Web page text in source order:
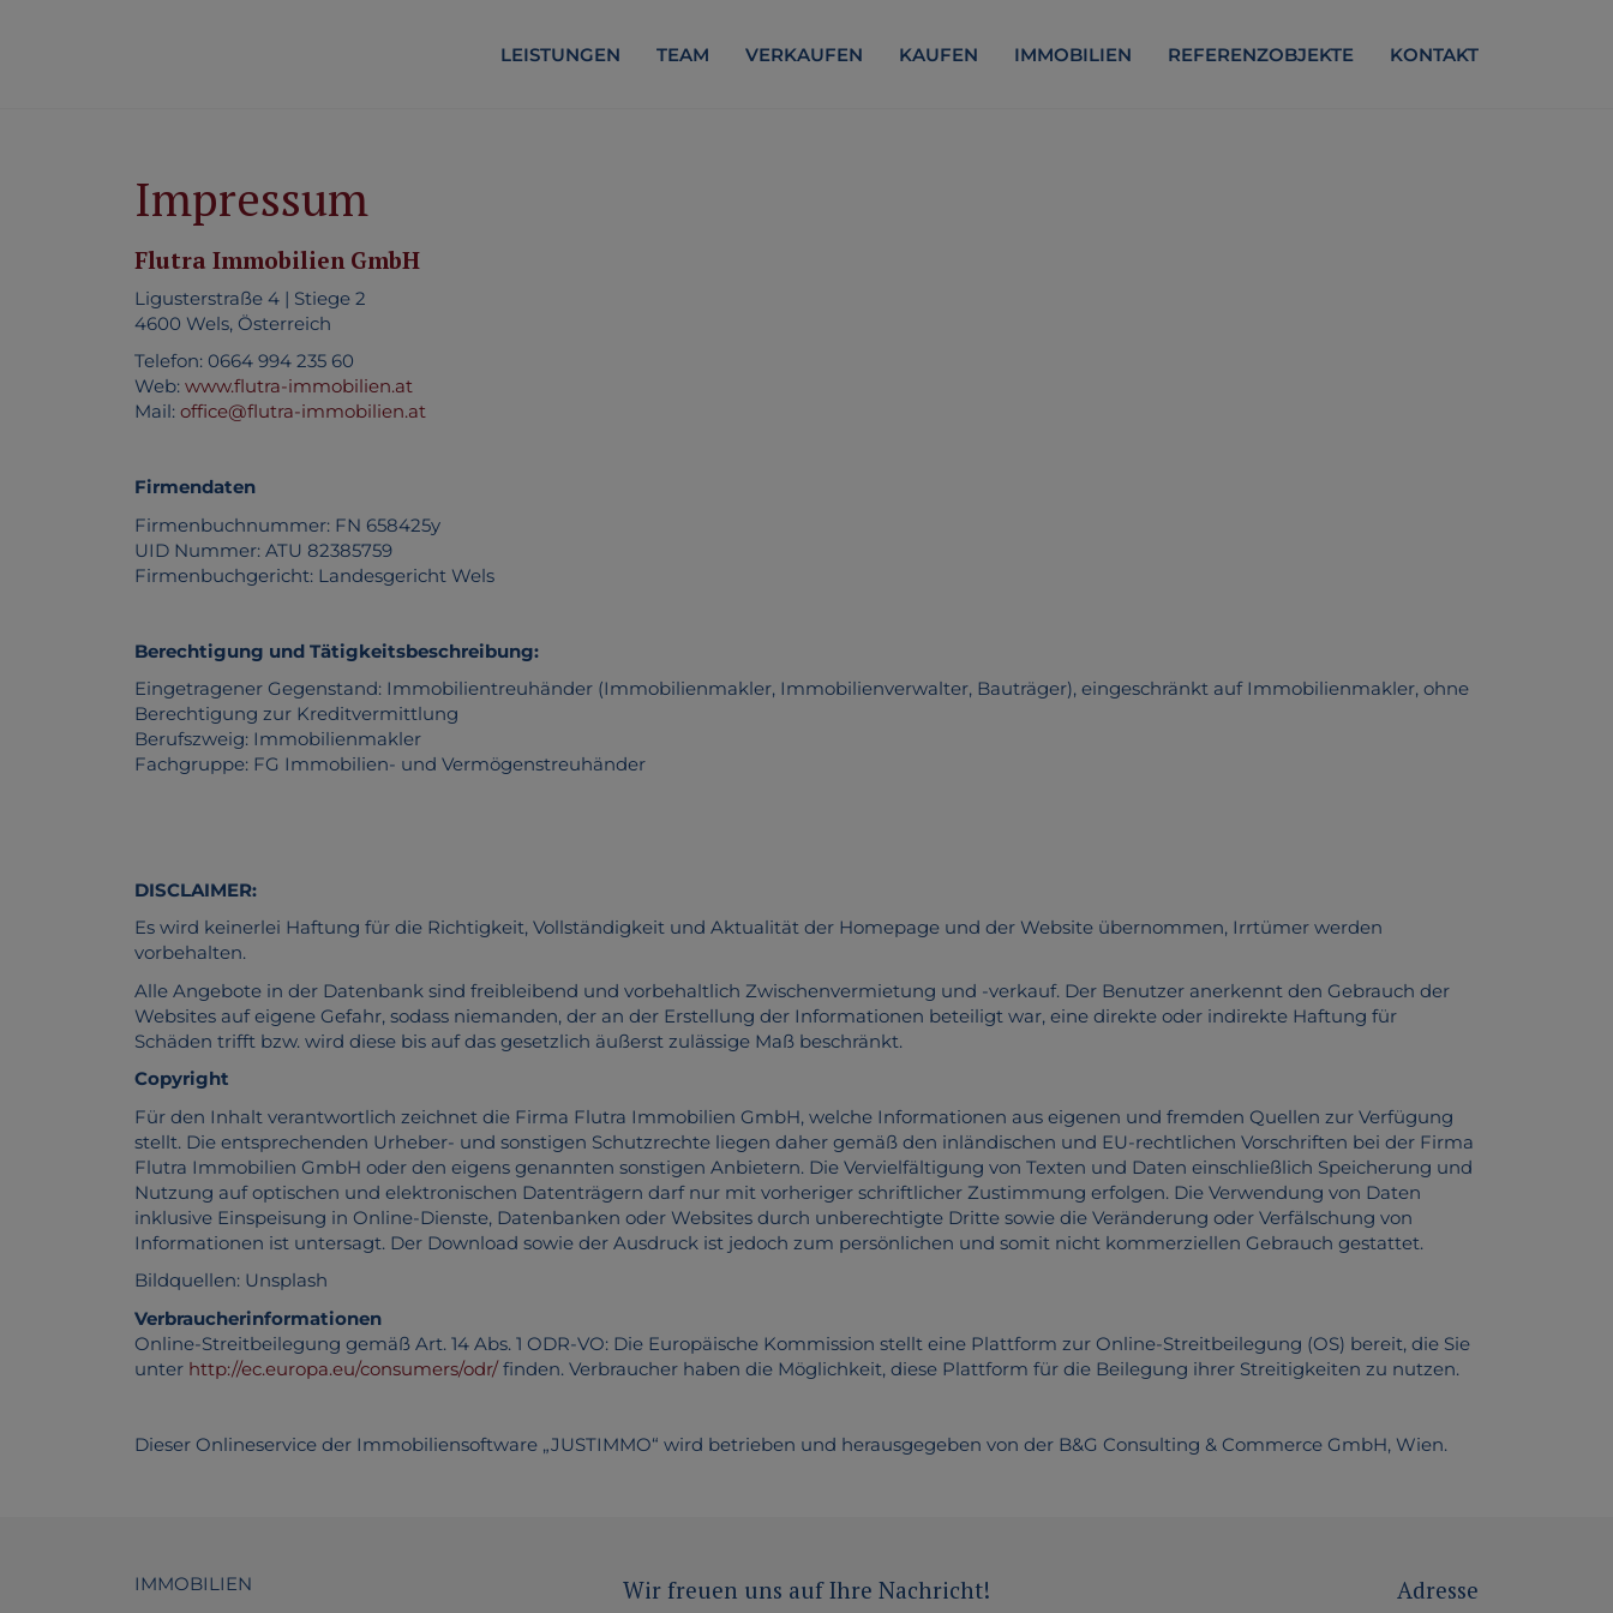
LEISTUNGEN TEAM VERKAUFEN KAUFEN IMMOBILIEN REFERENZOBJEKTE KONTAKT
Impressum
Flutra Immobilien GmbH
Ligusterstraße 4 | Stiege 2
4600 Wels, Österreich
Telefon: 0664 994 235 60
Web: www.flutra-immobilien.at
Mail: office@flutra-immobilien.at
Firmendaten
Firmenbuchnummer: FN 658425y
UID Nummer: ATU 82385759
Firmenbuchgericht: Landesgericht Wels
Berechtigung und Tätigkeitsbeschreibung:
Eingetragener Gegenstand: Immobilientreuhänder (Immobilienmakler, Immobilienverwalter, Bauträger), eingeschränkt auf Immobilienmakler, ohne
Berechtigung zur Kreditvermittlung
Berufszweig: Immobilienmakler
Fachgruppe: FG Immobilien- und Vermögenstreuhänder
DISCLAIMER:
Es wird keinerlei Haftung für die Richtigkeit, Vollständigkeit und Aktualität der Homepage und der Website übernommen, Irrtümer werden
vorbehalten.
Alle Angebote in der Datenbank sind freibleibend und vorbehaltlich Zwischenvermietung und -verkauf. Der Benutzer anerkennt den Gebrauch der
Websites auf eigene Gefahr, sodass niemanden, der an der Erstellung der Informationen beteiligt war, eine direkte oder indirekte Haftung für
Schäden trifft bzw. wird diese bis auf das gesetzlich äußerst zulässige Maß beschränkt.
Copyright
Für den Inhalt verantwortlich zeichnet die Firma Flutra Immobilien GmbH, welche Informationen aus eigenen und fremden Quellen zur Verfügung
stellt. Die entsprechenden Urheber- und sonstigen Schutzrechte liegen daher gemäß den inländischen und EU-rechtlichen Vorschriften bei der Firma
Flutra Immobilien GmbH oder den eigens genannten sonstigen Anbietern. Die Vervielfältigung von Texten und Daten einschließlich Speicherung und
Nutzung auf optischen und elektronischen Datenträgern darf nur mit vorheriger schriftlicher Zustimmung erfolgen. Die Verwendung von Daten
inklusive Einspeisung in Online-Dienste, Datenbanken oder Websites durch unberechtigte Dritte sowie die Veränderung oder Verfälschung von
Informationen ist untersagt. Der Download sowie der Ausdruck ist jedoch zum persönlichen und somit nicht kommerziellen Gebrauch gestattet.
Bildquellen: Unsplash
Verbraucherinformationen
Online-Streitbeilegung gemäß Art. 14 Abs. 1 ODR-VO: Die Europäische Kommission stellt eine Plattform zur Online-Streitbeilegung (OS) bereit, die Sie
unter http://ec.europa.eu/consumers/odr/finden. Verbraucher haben die Möglichkeit, diese Plattform für die Beilegung ihrer Streitigkeiten zu nutzen.
Dieser Onlineservice der Immobiliensoftware „JUSTIMMO“ wird betrieben und herausgegeben von der B&G Consulting & Commerce GmbH, Wien.
IMMOBILIEN
Wir freuen uns auf Ihre Nachricht! Adresse